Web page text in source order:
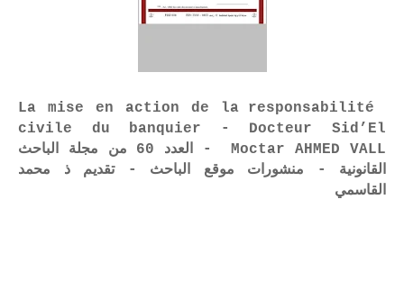
La mise en action de la responsabilité
civile du banquier - Docteur Sid’El
Moctar AHMED VALL - العدد 60 من مجلة الباحث
القانونية - منشورات موقع الباحث - تقديم ذ محمد
القاسمي